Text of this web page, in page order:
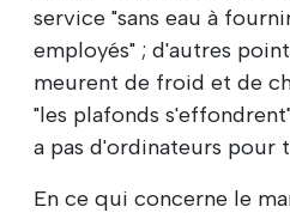
service "sans eau à
employés" ; d'autres
meurent de froid et de
"les plafonds
a pas d'ordinateurs pour
En ce qui concerne le